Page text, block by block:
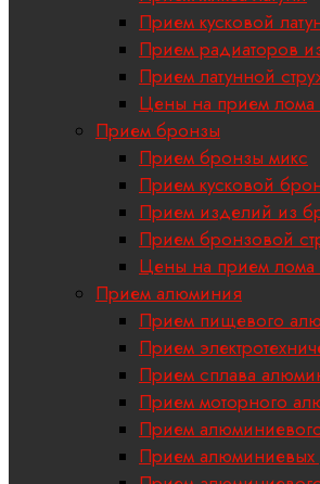
Прием кусковой
Прием радиаторов
Прием латунной
Цены на прием лома
Прием бронзы
Прием бронзы микс
Прием кусковой
Прием изделий из
Прием бронзовой
Цены на прием
Прием алюминия
Прием пищевого
Прием
Прием сплава
Прием моторного
Прием
Прием алюминиевых